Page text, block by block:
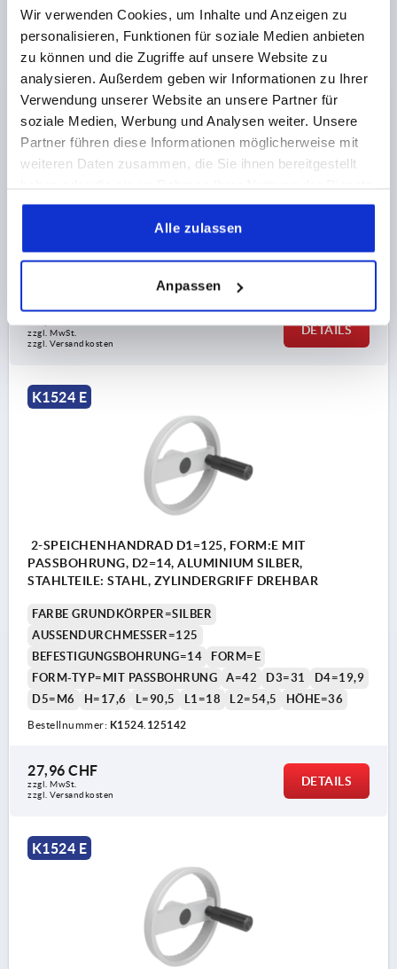
Wir verwenden Cookies, um Inhalte und Anzeigen zu
personalisieren, Funktionen für soziale Medien anbieten
zu können und die Zugriffe auf unsere Website zu
analysieren. Außerdem geben wir Informationen zu Ihrer
Verwendung unserer Website an unsere Partner für
soziale Medien, Werbung und Analysen weiter. Unsere
Partner führen diese Informationen möglicherweise mit
weiteren Daten zusammen, die Sie ihnen bereitgestellt
gesammelt haben.
Alle zulassen
Anpassen
2-SPEICHENHANDRAD D1=125, FORM:E MIT
PASSBOHRUNG, D2=12, ALUMINIUM SILBER,
STAHLTEILE: STAHL, ZYLINDERGRIFF DREHBAR
FARBE GRUNDKÖRPER=SILBER
BEFESTIGUNGSBOHRUNG=12
FORM=E
FORM-TYP=MIT PASSBOHRUNG
A=42
zzgl. MwSt.
zzgl. Versandkosten
DETAILS
K1524 E
2-SPEICHENHANDRAD D1=125, FORM:E MIT
PASSBOHRUNG, D2=14, ALUMINIUM SILBER,
STAHLTEILE: STAHL, ZYLINDERGRIFF DREHBAR
FARBE GRUNDKÖRPER=SILBER
AUSSENDURCHMESSER=125
BEFESTIGUNGSBOHRUNG=14
FORM=E
FORM-TYP=MIT PASSBOHRUNG
A=42 D3=31
D4=19,9
D5=M6
H=17,6 L=90,5 L1=18 L2=54,5 HÖHE=36
Bestellnummer: K1524.125142
27,96 CHF
zzgl. MwSt.
zzgl. Versandkosten
DETAILS
K1524 E